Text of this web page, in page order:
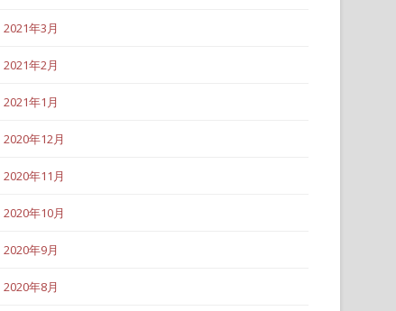
2021年3月
2021年2月
2021年1月
2020年12月
2020年11月
2020年10月
2020年9月
2020年8月